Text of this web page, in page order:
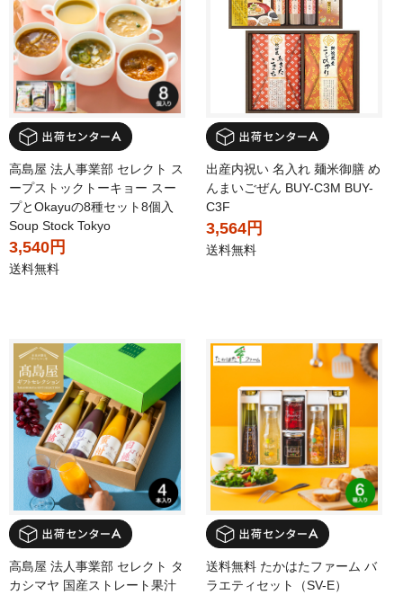
高島屋 法人事業部 セレクト ス
ープストックトーキョー スー
プとOkayuの8種セット8個入
Soup Stock Tokyo
3,540円
送料無料
出産内祝い 名入れ 麺米御膳 め
んまいごぜん BUY-C3M BUY-
C3F
3,564円
送料無料
高島屋 法人事業部 セレクト タ
カシマヤ 国産ストレート果汁
送料無料 たかはたファーム バ
ラエティセット（SV-E）